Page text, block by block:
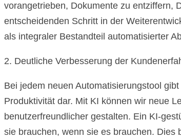
vorangetrieben, Dokumente zu entziffern,
entscheidenden Schritt in der
als integraler Bestandteil automatisierter
2. Deutliche Verbesserung der
Bei jedem neuen Automatisierungstool
Produktivität dar. Mit KI können wir neue
benutzerfreundlicher gestalten. Ein KI-
sie brauchen, wenn sie es brauchen.